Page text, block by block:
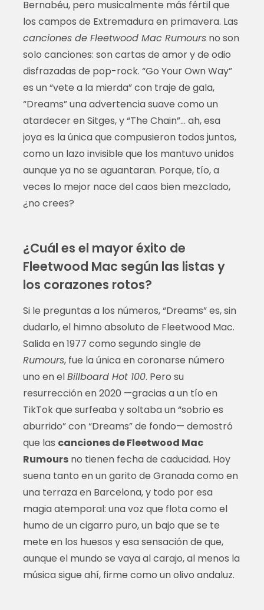
Bernabéu, pero musicalmente más fértil que
los campos de Extremadura en primavera. Las
canciones de Fleetwood Mac Rumoursno son
solo canciones: son cartas de amor y de odio
disfrazadas de pop-rock. “Go Your Own Way”
es un “vete a la mierda” con traje de gala,
“Dreams” una advertencia suave como un
atardecer en Sitges, y “The Chain”… ah, esa
joya es la única que compusieron todos juntos,
como un lazo invisible que los mantuvo unidos
aunque ya no se aguantaran. Porque, tío, a
veces lo mejor nace del caos bien mezclado,
¿no crees?
¿Cuál es el mayor éxito de
Fleetwood Mac según las listas y
los corazones rotos?
Si le preguntas a los números, “Dreams” es, sin
dudarlo, el himno absoluto de Fleetwood Mac.
Salida en 1977 como segundo single de
Rumours, fue la única en coronarse número
uno en elBillboard Hot 100. Pero su
resurrección en 2020 —gracias a un tío en
TikTok que surfeaba y soltaba un “sobrio es
aburrido” con “Dreams” de fondo— demostró
que las canciones de Fleetwood Mac
Rumoursno tienen fecha de caducidad. Hoy
suena tanto en un garito de Granada como en
una terraza en Barcelona, y todo por esa
magia atemporal: una voz que flota como el
humo de un cigarro puro, un bajo que se te
mete en los huesos y esa sensación de que,
aunque el mundo se vaya al carajo, al menos la
música sigue ahí, firme como un olivo andaluz.